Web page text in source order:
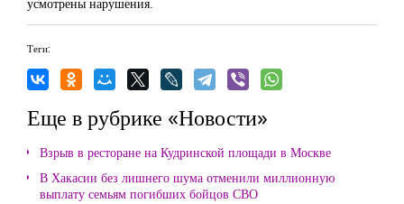
Теги:
Еще в рубрике «Новости»
Взрыв в ресторане на Кудринской площади в Москве
В Хакасии без лишнего шума отменили миллионную
выплату семьям погибших бойцов СВО